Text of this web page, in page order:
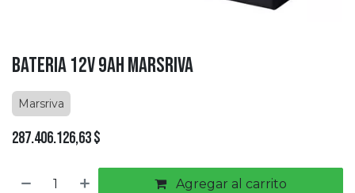
Bateria 12V 9AH Marsriva
Marsriva
287.406.126,63$
Agregar al carrito